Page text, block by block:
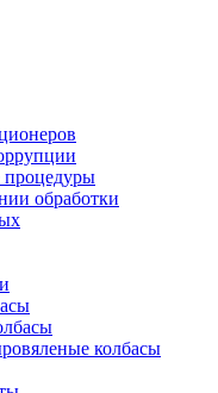
обработки
колбасы